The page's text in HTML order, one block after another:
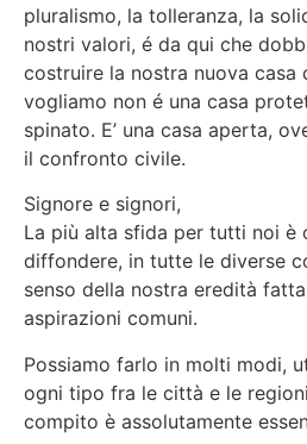
pluralismo, la tolleranza, la
nostri valori, é da qui che
costruire la nostra nuova casa
vogliamo non é una casa
spinato. E’ una casa aperta,
il confronto civile.
Signore e signori,
La più alta sfida per tutti noi è
diffondere, in tutte le diverse
senso della nostra eredità
aspirazioni comuni.
Possiamo farlo in molti modi,
ogni tipo fra le città e le
compito è assolutamente